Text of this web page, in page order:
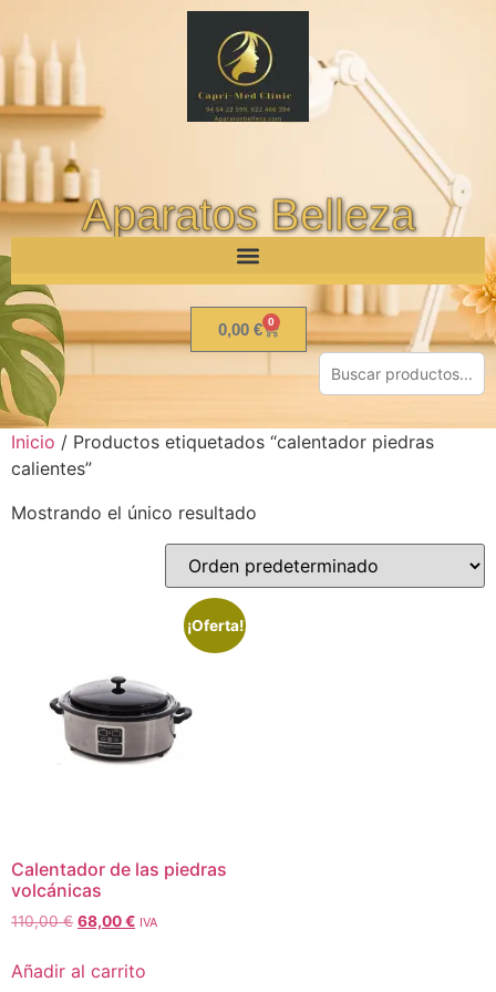
Aparatos Belleza
0,00 € 0
Inicio / Productos etiquetados “calentador piedras
calientes”
Mostrando el único resultado
¡Oferta!
Calentador de las piedras
volcánicas
110,00€ 68,00€ IVA
Añadir al carrito